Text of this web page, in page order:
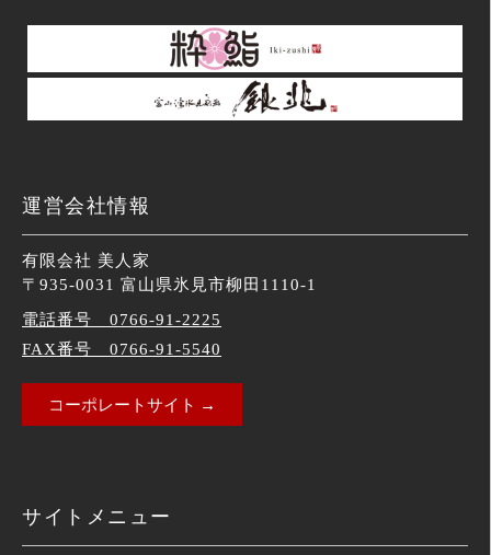
運営会社情報
有限会社 美人家
〒935-0031 富山県氷見市柳田1110-1
電話番号 0766-91-2225
FAX番号 0766-91-5540
コーポレートサイト →
サイトメニュー